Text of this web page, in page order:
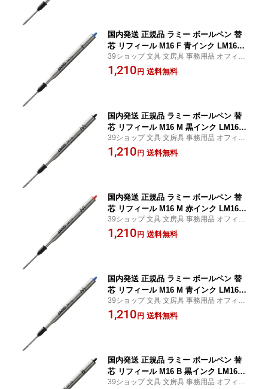
国内発送 正規品 ラミー ボールペン 替
芯 リフィール M16 F 青インク LM16FB
L LAMY 高級文具 大人文具 お祝い 三菱
鉛筆 MITSUBISHI
39ショップ 文具 文房具 事務用品 オフィス
ステーショナリー 日用品 日用雑貨 ファン
シー 女の子 男の子 景品 イベント
1,210円 送料無料
国内発送 正規品 ラミー ボールペン 替
芯 リフィール M16 M 黒インク LM16M
BK LAMY 高級文具 大人文具 お祝い 三
菱鉛筆 MITSUBISHI
39ショップ 文具 文房具 事務用品 オフィス
ステーショナリー 日用品 日用雑貨 ファン
シー 女の子 男の子 景品 イベント
1,210円 送料無料
国内発送 正規品 ラミー ボールペン 替
芯 リフィール M16 M 赤インク LM16M
RD LAMY 高級文具 大人文具 お祝い 三
菱鉛筆 MITSUBISHI
39ショップ 文具 文房具 事務用品 オフィス
ステーショナリー 日用品 日用雑貨 ファン
シー 女の子 男の子 景品 イベント
1,210円 送料無料
国内発送 正規品 ラミー ボールペン 替
芯 リフィール M16 M 青インク LM16M
BL LAMY 高級文具 大人文具 お祝い 三
菱鉛筆 MITSUBISHI
39ショップ 文具 文房具 事務用品 オフィス
ステーショナリー 日用品 日用雑貨 ファン
シー 女の子 男の子 景品 イベント
1,210円 送料無料
国内発送 正規品 ラミー ボールペン 替
芯 リフィール M16 B 黒インク LM16BB
K LAMY 高級文具 大人文具 お祝い 三菱
39ショップ 文具 文房具 事務用品 オフィス